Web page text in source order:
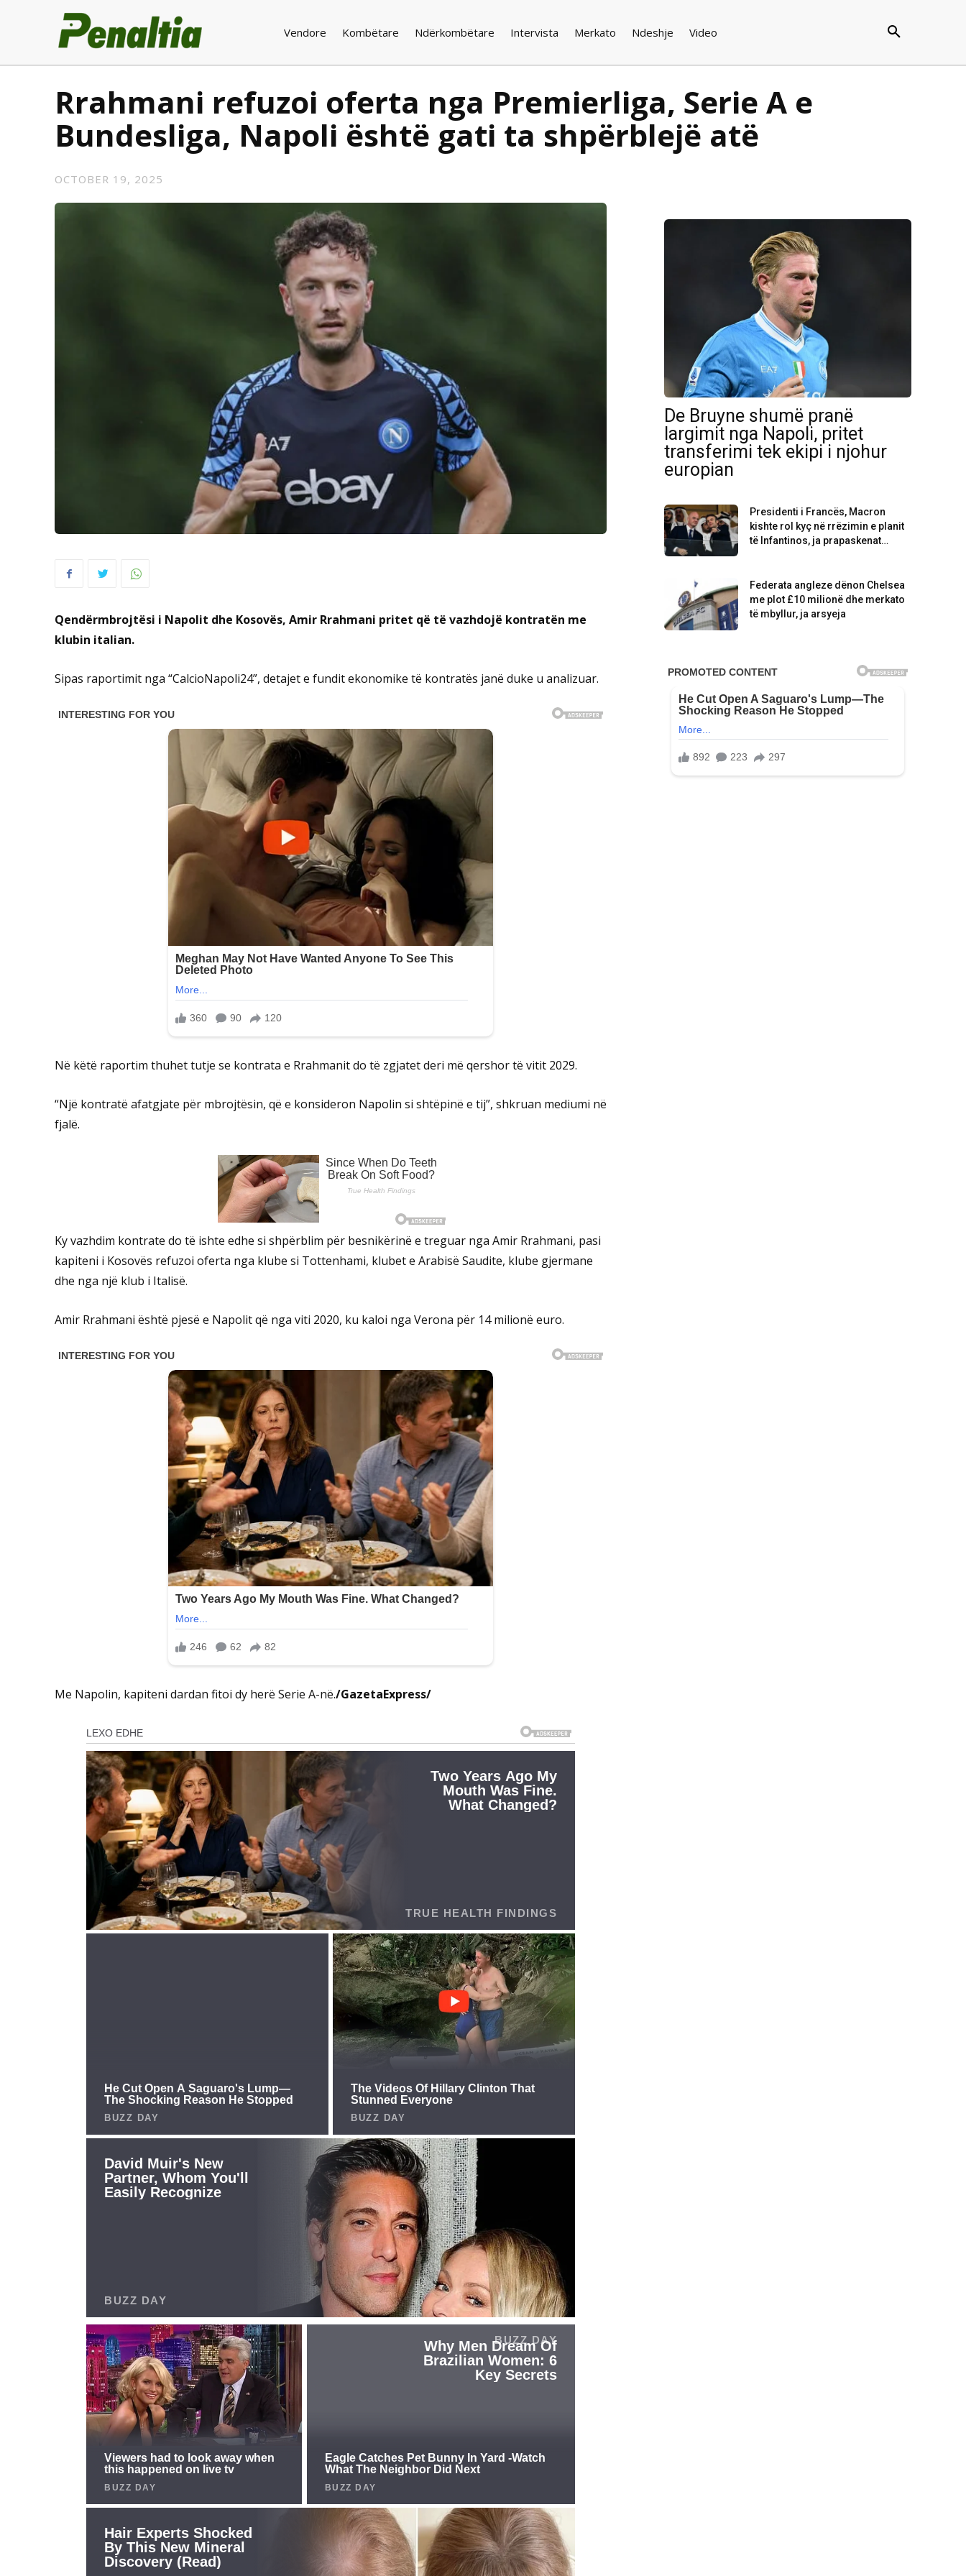
Vendore Kombëtare Ndërkombëtare Intervista Merkato Ndeshje Video
Rrahmani refuzoi oferta nga Premierliga, Serie A e
Bundesliga, Napoli është gati ta shpërblejë atë
OCTOBER 19, 2025
Qendërmbrojtësi i Napolit dhe Kosovës, Amir Rrahmani pritet që të vazhdojë kontratën me
klubin italian.
Sipas raportimit nga “CalcioNapoli24”, detajet e fundit ekonomike të kontratës janë duke u analizuar.
Në këtë raportim thuhet tutje se kontrata e Rrahmanit do të zgjatet deri më qershor të vitit 2029.
“Një kontratë afatgjate për mbrojtësin, që e konsideron Napolin si shtëpinë e tij”, shkruan mediumi në
fjalë.
Ky vazhdim kontrate do të ishte edhe si shpërblim për besnikërinë e treguar nga Amir Rrahmani, pasi
kapiteni i Kosovës refuzoi oferta nga klube si Tottenhami, klubet e Arabisë Saudite, klube gjermane
dhe nga një klub i Italisë.
Amir Rrahmani është pjesë e Napolit që nga viti 2020, ku kaloi nga Verona për 14 milionë euro.
Me Napolin, kapiteni dardan fitoi dy herë Serie A-në./GazetaExpress/
De Bruyne shumë pranë
largimit nga Napoli, pritet
transferimi tek ekipi i njohur
europian
Presidenti i Francës, Macron
kishte rol kyç në rrëzimin e planit
të Infantinos, ja prapaskenat…
Federata angleze dënon Chelsea
me plot £10 milionë dhe merkato
të mbyllur, ja arsyeja